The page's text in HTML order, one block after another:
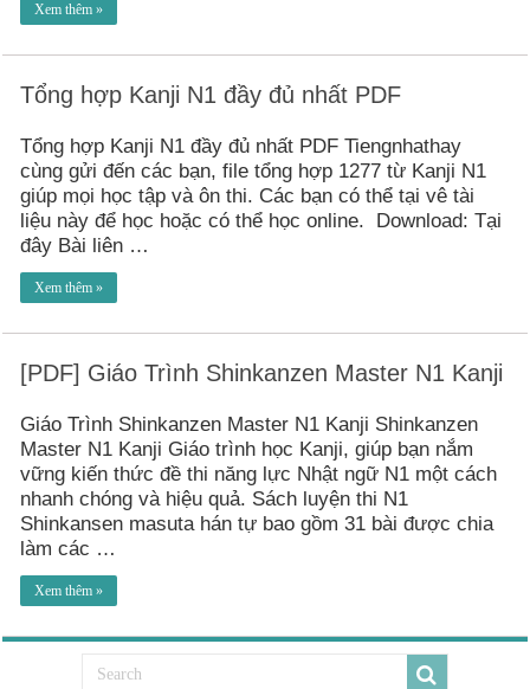
Xem thêm »
Tổng hợp Kanji N1 đầy đủ nhất PDF
Tổng hợp Kanji N1 đầy đủ nhất PDF Tiengnhathay
cùng gửi đến các bạn, file tổng hợp 1277 từ Kanji N1
giúp mọi học tập và ôn thi. Các bạn có thể tại vê tài
liệu này để học hoặc có thể học online. Download: Tại
đây Bài liên …
Xem thêm »
[PDF] Giáo Trình Shinkanzen Master N1 Kanji
Giáo Trình Shinkanzen Master N1 Kanji Shinkanzen
Master N1 Kanji Giáo trình học Kanji, giúp bạn nắm
vững kiến thức đề thi năng lực Nhật ngữ N1 một cách
nhanh chóng và hiệu quả. Sách luyện thi N1
Shinkansen masuta hán tự bao gồm 31 bài được chia
làm các …
Xem thêm »